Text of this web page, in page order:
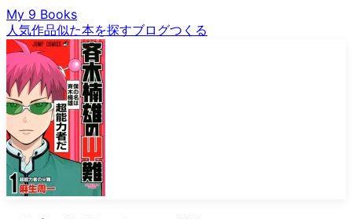
My 9 Books
人気作品似た本を探すブログつくる